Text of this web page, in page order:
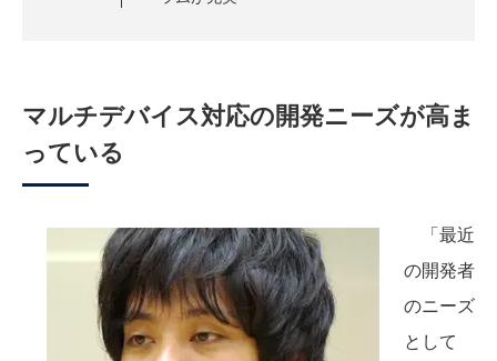
マルチデバイス対応の開発ニーズが高ま
っている
「最近
の開発者
のニーズ
として